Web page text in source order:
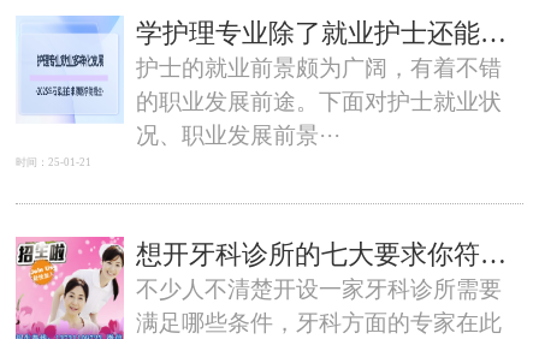
学护理专业除了就业护士还能转做什么工作呢？-石家庄白求恩医学院
护士的就业前景颇为广阔，有着不错
的职业发展前途。下面对护士就业状
况、职业发展前景···
时间：25-01-21
想开牙科诊所的七大要求你符合吗？
不少人不清楚开设一家牙科诊所需要
满足哪些条件，牙科方面的专家在此